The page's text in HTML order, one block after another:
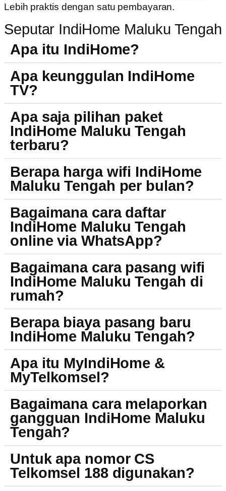
Lebih praktis dengan satu pembayaran.
Seputar IndiHome Maluku Tengah
Apa itu IndiHome?
Apa keunggulan IndiHome
TV?
Apa saja pilihan paket
IndiHome Maluku Tengah
terbaru?
Berapa harga wifi IndiHome
Maluku Tengah per bulan?
Bagaimana cara daftar
IndiHome Maluku Tengah
online via WhatsApp?
Bagaimana cara pasang wifi
IndiHome Maluku Tengah di
rumah?
Berapa biaya pasang baru
IndiHome Maluku Tengah?
Apa itu MyIndiHome &
MyTelkomsel?
Bagaimana cara melaporkan
gangguan IndiHome Maluku
Tengah?
Untuk apa nomor CS
Telkomsel 188 digunakan?